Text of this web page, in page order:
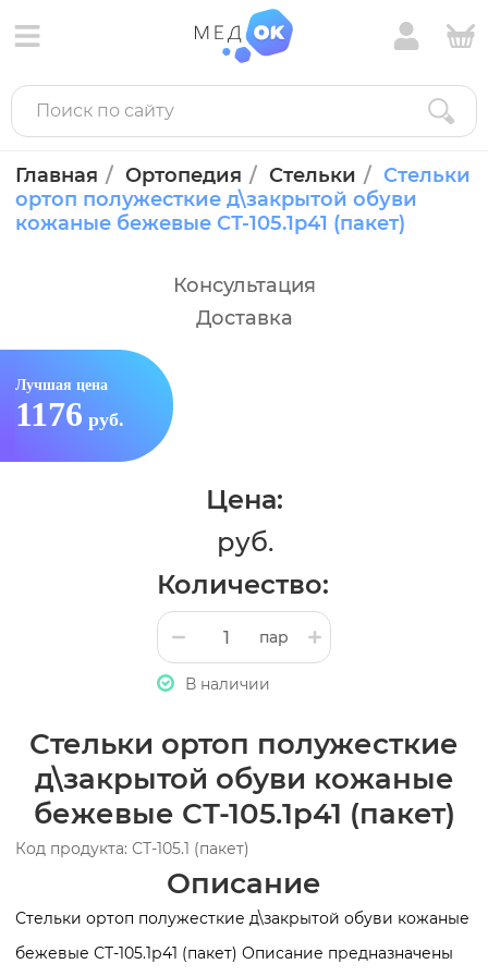
Главная Ортопедия Стельки
Стельки
ортоп полужесткие д\закрытой обуви
кожаные бежевые СТ-105.1р41 (пакет)
Стельки ортоп полужесткие
д\закрытой обуви кожаные
бежевые СТ-105.1р41 (пакет)
Код продукта: СТ-105.1 (пакет)
Описание
Стельки ортоп полужесткие д\закрытой обуви кожаные
бежевые СТ-105.1р41 (пакет) Описание предназначены
Лучшая цена
1176 руб.
Цена:
руб.
Количество:
пар
В наличии
Консультация
Доставка